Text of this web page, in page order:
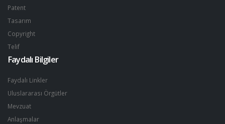
Patent
Tasarım
Copyright
Telif
Faydalı Bilgiler
Faydalı Linkler
Uluslararası Örgütler
Mevzuat
Anlaşmalar